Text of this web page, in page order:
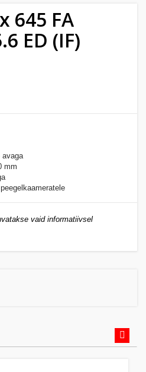
645 FA
ED (IF)
avaga
mm
vaid informatiivsel